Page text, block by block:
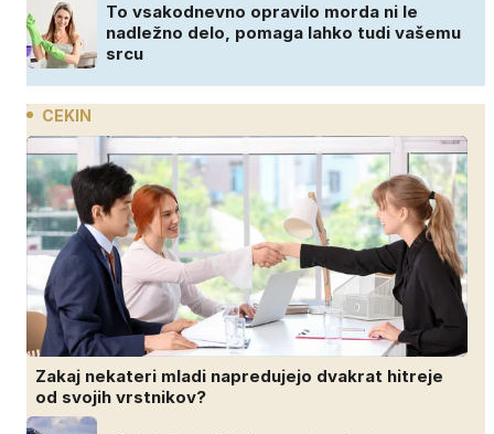
To vsakodnevno opravilo morda ni le
nadležno delo, pomaga lahko tudi vašemu
srcu
CEKIN
Zakaj nekateri mladi napredujejo dvakrat hitreje
od svojih vrstnikov?